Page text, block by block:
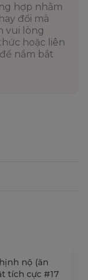
hợp nhằm
đổi mà
vui lòng
hoặc liên
nắm bắt
nộ (ăn
tích cực #17